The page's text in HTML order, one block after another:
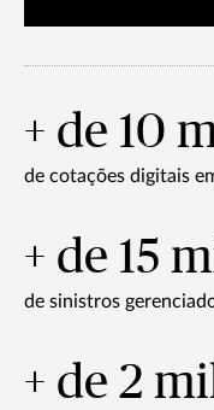
+ de 10
de cotações digitais
+ de 15
de sinistros
+ de 2